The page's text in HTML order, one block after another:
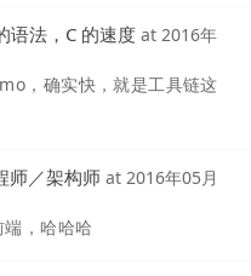
语法，C 的速度 at 2016年
，确实快，就是工具链这
师／架构师 at 2016年05月
，哈哈哈